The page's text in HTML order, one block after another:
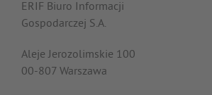
ERIF Biuro Informacji
Gospodarczej S.A.
Aleje Jerozolimskie 100
00-807 Warszawa